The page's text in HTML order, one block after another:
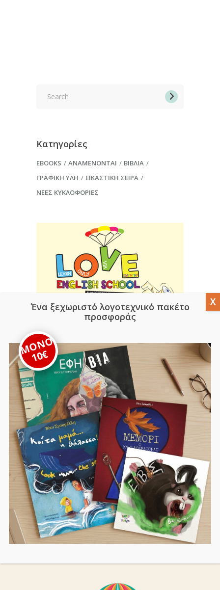
Κατηγορίες
EBOOKS ΑΝΑΜΈΝΟΝΤΑΙ
ΒΙΒΛΊΑ
ΓΡΑΦΙΚΉ ΎΛΗ
ΕΙΚΑΣΤΙΚΉ ΣΕΙΡΆ
ΝΈΕΣ ΚΥΚΛΟΦΟΡΊΕΣ
Ένα ξεχωριστό λογοτεχνικό πακέτο
προσφοράς
ΜΟΝΟ
10€